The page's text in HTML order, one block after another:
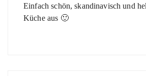
Einfach schön, skandinavisch und
Küche aus 🙂